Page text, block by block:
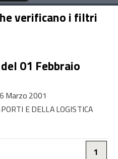
verificano i filtri
del 01 Febbraio
Marzo 2001
E DELLA LOGISTICA
1